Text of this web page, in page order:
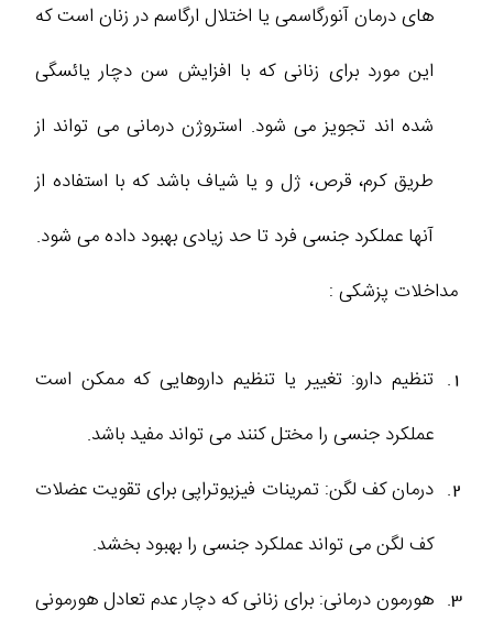
های درمان آنورگاسمی یا اختلال ارگاسم در زنان است که
این مورد برای زنانی که با افزایش سن دچار یائسگی
شده اند تجویز می شود. استروژن درمانی می تواند از
طریق کرم، قرص، ژل و یا شیاف باشد که با استفاده از
آنها عملکرد جنسی فرد تا حد زیادی بهبود داده می شود.
مداخلات پزشکی :
تنظیم دارو: تغییر یا تنظیم داروهایی که ممکن است
عملکرد جنسی را مختل کنند می ‌تواند مفید باشد.
درمان کف لگن: تمرینات فیزیوتراپی برای تقویت عضلات
کف لگن می‌ تواند عملکرد جنسی را بهبود بخشد.
هورمون درمانی: برای زنانی که دچار عدم تعادل هورمونی